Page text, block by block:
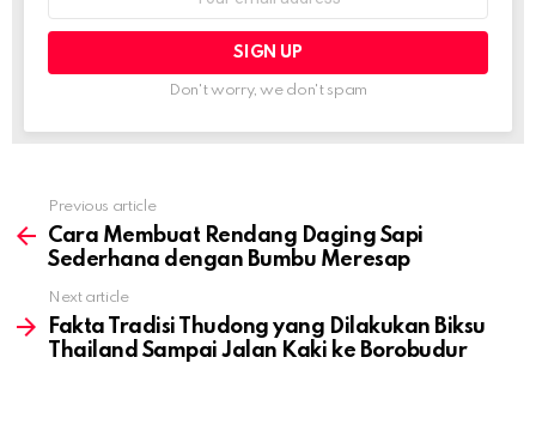
Don't worry, we don't spam
more
Previous article
Cara Membuat Rendang Daging Sapi
Sederhana dengan Bumbu Meresap
Next article
Fakta Tradisi Thudong yang Dilakukan Biksu
Thailand Sampai Jalan Kaki ke Borobudur